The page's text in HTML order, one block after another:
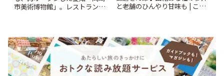
市美術博物館」。レストランや
と老舗のひんやり甘味も | こと